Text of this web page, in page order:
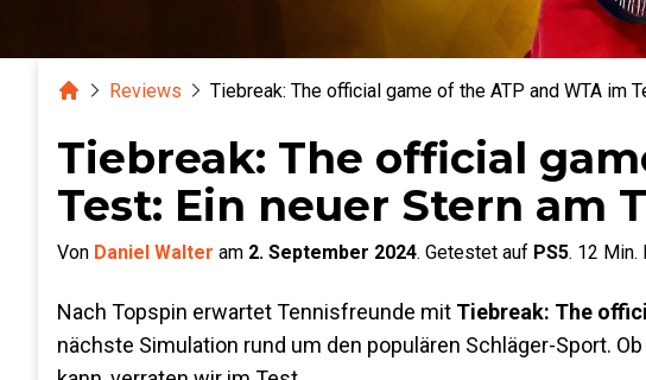
HomeReviews Tiebreak: The official game of the ATP and WTA im
Tiebreak: The official
Test: Ein neuer Stern am
Von Daniel Walter am 2. September 2024. Getestet auf PS5. 12 Min.
Nach Topspin erwartet Tennisfreunde mit Tiebreak: The
nächste Simulation rund um den populären Schläger-Sport.